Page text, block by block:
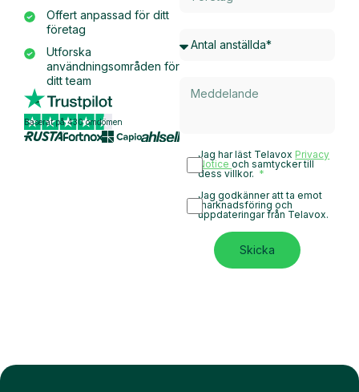
Offert anpassad för ditt
företag
Utforska
användningsområden för
ditt team
Baserat på 430 omdömen
Jag har läst Telavox Privacy
Noticeoch samtycker till
dess villkor.
Jag godkänner att ta emot
marknadsföring och
uppdateringar från Telavox.
Skicka